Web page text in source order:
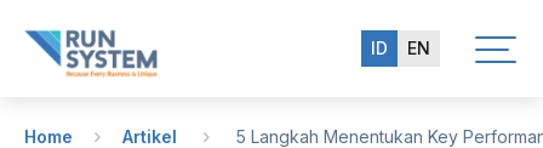
ID EN
Home Artikel 5 Langkah Menentukan Key